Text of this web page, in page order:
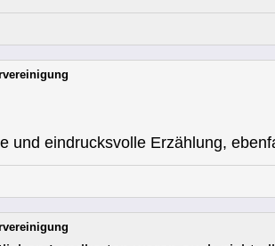
und eindrucksvolle Erzählung,